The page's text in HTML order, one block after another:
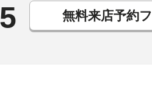
無料来店予約